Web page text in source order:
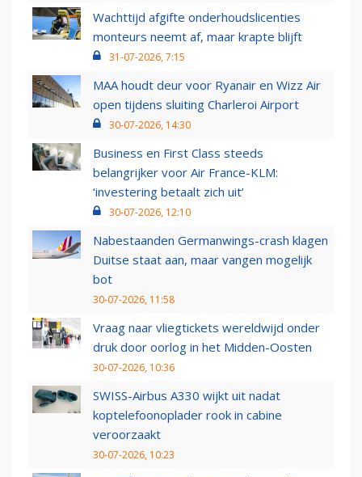
Wachttijd afgifte onderhoudslicenties
monteurs neemt af, maar krapte blijft
31-07-2026, 7:15
MAA houdt deur voor Ryanair en Wizz Air
open tijdens sluiting Charleroi Airport
30-07-2026, 14:30
Business en First Class steeds
belangrijker voor Air France-KLM:
‘investering betaalt zich uit’
30-07-2026, 12:10
Nabestaanden Germanwings-crash klagen
Duitse staat aan, maar vangen mogelijk
bot
30-07-2026, 11:58
Vraag naar vliegtickets wereldwijd onder
druk door oorlog in het Midden-Oosten
30-07-2026, 10:36
SWISS-Airbus A330 wijkt uit nadat
koptelefoonoplader rook in cabine
veroorzaakt
30-07-2026, 10:23